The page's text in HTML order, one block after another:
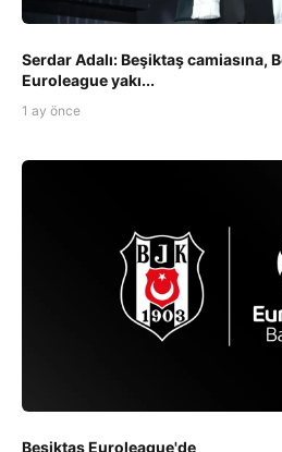
Serdar Adalı: Beşiktaş camiasına,
Euroleague yakı...
1 ay önce
Beşiktaş Euroleague'de